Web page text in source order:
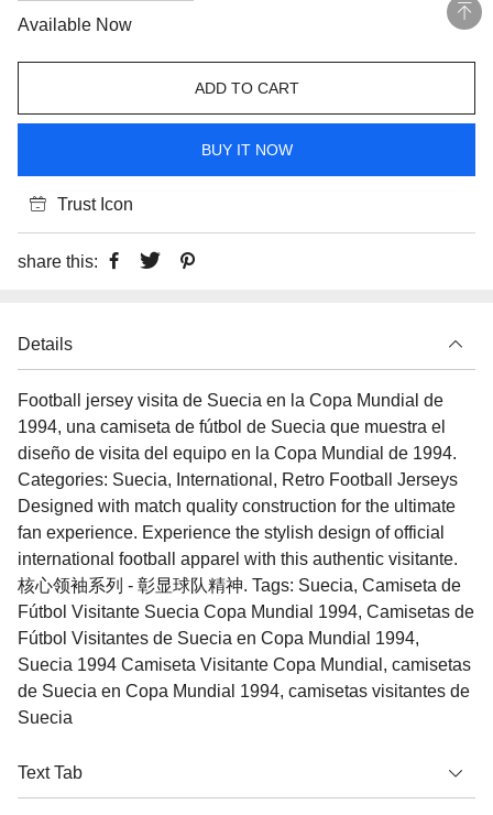
Available Now
ADD TO CART
BUY IT NOW
Trust Icon
share this:
Details
Football jersey visita de Suecia en la Copa Mundial de
1994, una camiseta de fútbol de Suecia que muestra el
diseño de visita del equipo en la Copa Mundial de 1994.
Categories: Suecia, International, Retro Football Jerseys
Designed with match quality construction for the ultimate
fan experience. Experience the stylish design of official
international football apparel with this authentic visitante.
核心领袖系列 - 彰显球队精神. Tags: Suecia, Camiseta de
Fútbol Visitante Suecia Copa Mundial 1994, Camisetas de
Fútbol Visitantes de Suecia en Copa Mundial 1994,
Suecia 1994 Camiseta Visitante Copa Mundial, camisetas
de Suecia en Copa Mundial 1994, camisetas visitantes de
Suecia
Text Tab